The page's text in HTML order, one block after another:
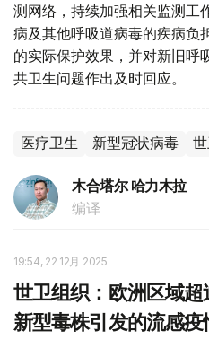
测网络，持续加强相关监测工
病及其他呼吸道病毒的疾病负
的实际保护效果，并对新旧呼
共卫生问题作出及时回应。
医疗卫生 新型冠状病毒
木合塔尔 哈力木拉
编译
19:54, 22 12月 2025
世卫组织：欧洲区域
新型毒株引发的流感疫